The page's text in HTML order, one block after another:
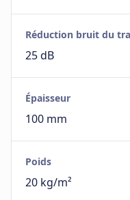
Réduction bruit du
25 dB
Épaisseur
100 mm
Poids
20 kg/m²